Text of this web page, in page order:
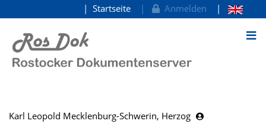
zum Inhalt
Startseite Anmelden
Karl Leopold Mecklenburg-Schwerin, Herzog